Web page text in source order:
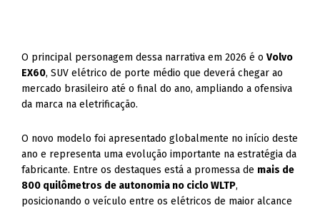
O principal personagem dessa narrativa em 2026 é oVolvo
EX60, SUV elétrico de porte médio que deverá chegar ao
mercado brasileiro até o final do ano, ampliando a ofensiva
da marca na eletrificação.
O novo modelo foi apresentado globalmente no início deste
ano e representa uma evolução importante na estratégia da
fabricante. Entre os destaques está a promessa de mais de
800 quilômetros de autonomia no ciclo WLTP,
posicionando o veículo entre os elétricos de maior alcance